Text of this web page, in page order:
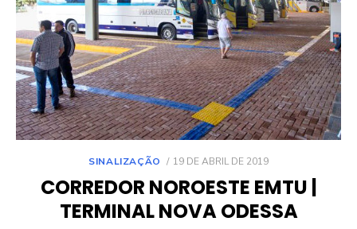
SINALIZAÇÃO
POSTED
19 DE ABRIL DE 2019
CORREDOR NOROESTE EMTU |
TERMINAL NOVA ODESSA